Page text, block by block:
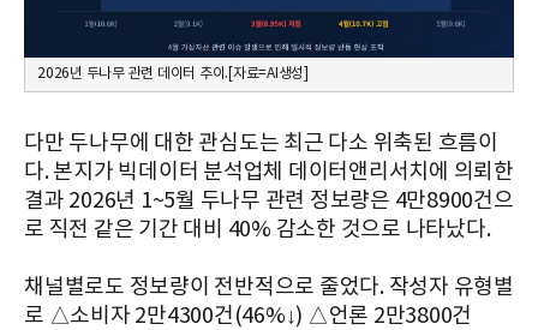
2026년 두나무 관련 데이터 추이.[자료=AI생성]
다만 두나무에 대한 관심도는 최근 다소 위축된 흐름이
다. 본지가 빅데이터 분석업체 데이터앤리서치에 의뢰한
결과 2026년 1~5월 두나무 관련 정보량은 4만8900건으
로 직전 같은 기간 대비 40% 감소한 것으로 나타났다.
채널별로도 정보량이 전반적으로 줄었다. 작성자 유형별
로 △소비자 2만4300건(46%↓) △언론 2만3800건